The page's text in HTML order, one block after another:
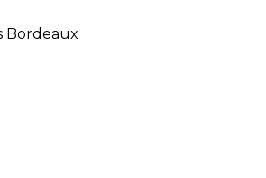
Bordeaux